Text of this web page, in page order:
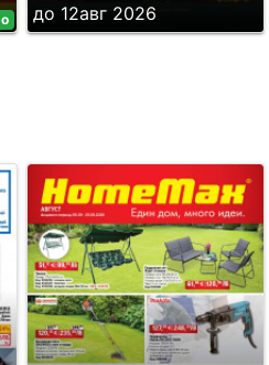
до 12авг 2026